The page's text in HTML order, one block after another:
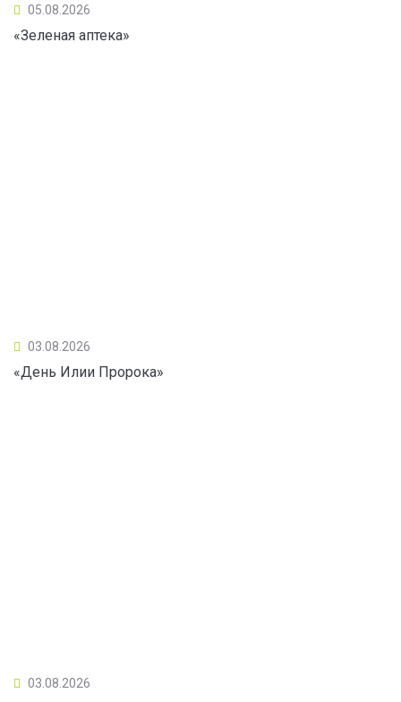
05.08.2026
«Зеленая аптека»
03.08.2026
«День Илии Пророка»
03.08.2026